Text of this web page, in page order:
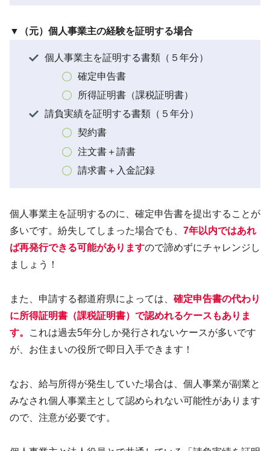
▼（元）個人事業主の経験を証明する場合
個人事業主を証明する書類（５年分）
確定申告書
所得証明書（課税証明書）
請負実績を証明する書類（５年分）
契約書
注文書＋請書
請求書＋入金記録
個人事業主を証明するのに、確定申告書を提出することが
多いです。紛失してしまった場合でも、 7年以内ではあれ
ば再発行できる可能がありますので諦めずにチャレンジし
ましょう！
また、申請する都道府県によっては、 確定申告書の代わり
に所得証明書（課税証明書）で認めれるケースもありま
す。
これは過去5年分しか発行されないケースが多いです
が、お住まいの役所で即日入手できます！
なお、給与所得が発生していた場合は、個人事業が副業と
みなされ個人事業主として認められない可能性があります
ので、注意が必要です。